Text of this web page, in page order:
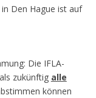
Den Hague ist auf
Die IFLA-
zukünftig alle
können